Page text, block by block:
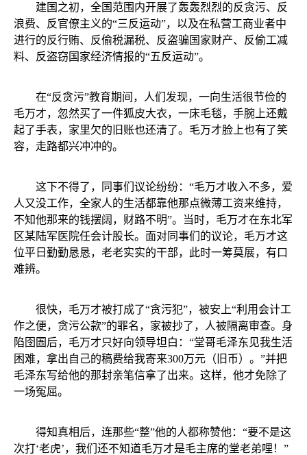
建国之初，全国范围内开展了轰轰烈烈的反贪污、反
浪费、反官僚主义的“三反运动”，以及在私营工商业者中
进行的反行贿、反偷税漏税、反盗骗国家财产、反偷工减
料、反盗窃国家经济情报的“五反运动”。
在“反贪污”教育期间，人们发现，一向生活很节俭的
毛万才，忽然买了一件狐皮大衣，一床毛毯，手腕上还戴
起了手表，家里欠的旧账也还清了。毛万才脸上也有了笑
容，走路都兴冲冲的。
这下不得了，同事们议论纷纷：“毛万才收入不多，爱
人又没工作，全家人的生活都靠他那点微薄工资来维持，
不知他那来的钱摆阔，财路不明”。当时，毛万才在东北军
区某陆军医院任会计股长。面对同事们的议论，毛万才这
位平日勤勤恳恳，老老实实的干部，此时一筹莫展，有口
难辨。
很快，毛万才被打成了“贪污犯”，被安上“利用会计工
作之便，贪污公款”的罪名，家被抄了，人被隔离审查。身
陷囹圄后，毛万才只好向领导坦白：“堂哥毛泽东见我生活
困难，拿出自己的稿费给我寄来300万元（旧币）。”并把
毛泽东写给他的那封亲笔信拿了出来。这样，他才免除了
一场冤屈。
得知真相后，连那些“整”他的人都称赞他：“要不是这
次打‘老虎’，我们还不知道毛万才是毛主席的堂老弟哩！”